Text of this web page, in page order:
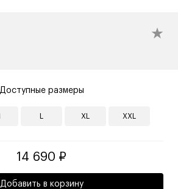
Доступные размеры
XL XXL
14 690 ₽
Добавить в корзину